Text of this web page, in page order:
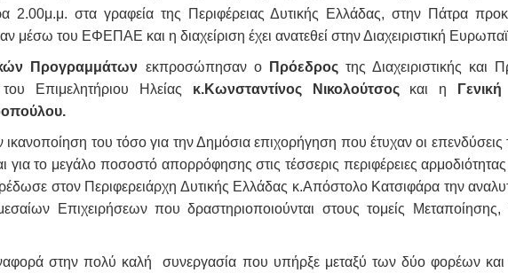
2.00μ.μ. στα γραφεία της Περιφέρειας Δυτικής Ελλάδας, στην Πάτρα
μέσω του ΕΦΕΠΑΕ και η διαχείριση έχει ανατεθεί στην Διαχειριστική
Προγραμμάτων εκπροσώπησαν ο Πρόεδρος της Διαχειριστικής και
του Επιμελητήριου Ηλείας κ.Κωνσταντίνος Νικολούτσοςκαι η
ικανοποίηση του τόσο για την Δημόσια επιχορήγηση που έτυχαν οι επενδύσεις
το μεγάλο ποσοστό απορρόφησης στις τέσσερις περιφέρειες
στον Περιφερειάρχη Δυτικής Ελλάδας κ.Απόστολο Κατσιφάρα την
Επιχειρήσεων που δραστηριοποιούνται στους τομείς
στην πολύ καλή συνεργασία που υπήρξε μεταξύ των δύο φορέων και